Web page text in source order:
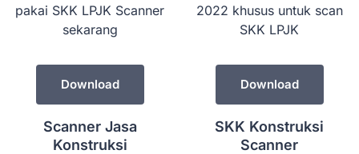
pakai SKK LPJK Scanner
sekarang
Download
2022 khusus untuk scan
SKK LPJK
Download
Scanner Jasa
Konstruksi
SKK Konstruksi
Scanner